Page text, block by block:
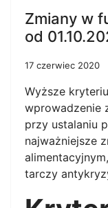
Zmiany w
od
17 czerwiec 2020
Wyższe
wprowadzenie
przy ustalaniu
najważniejsze
tarczy